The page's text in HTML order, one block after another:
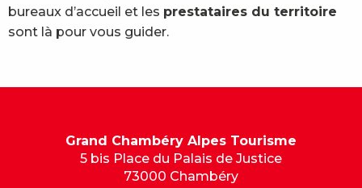
bureaux d’accueil et les prestataires du territoire
sont là pour vous guider.
Grand Chambéry Alpes Tourisme
5 bis Place du Palais de Justice
73000 Chambéry